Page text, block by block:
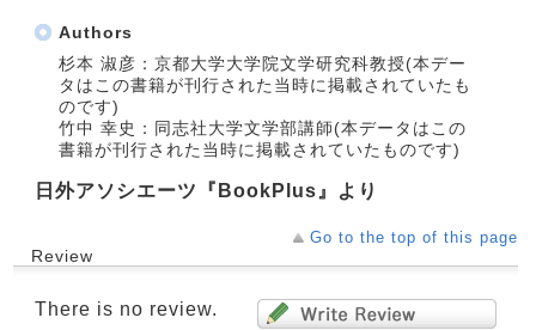
Authors
杉本 淑彦：京都大学大学院文学研究科教授(本デー
タはこの書籍が刊行された当時に掲載されていたも
のです)
竹中 幸史：同志社大学文学部講師(本データはこの
書籍が刊行された当時に掲載されていたものです)
日外アソシエーツ『BookPlus』より
Go to the top of this page
Review
There is no review.